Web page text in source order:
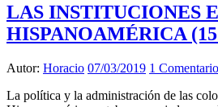
LAS INSTITUCIONES
HISPANOAMÉRICA
Autor: Horacio 07/03/2019 1 Comentario
La política y la administración de las